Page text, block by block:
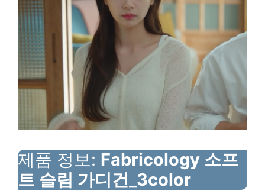
제품 정보: Fabricology 소프
트 슬림 가디건_3color